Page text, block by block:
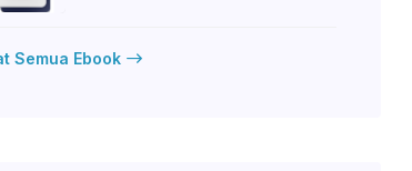
Semua Ebook